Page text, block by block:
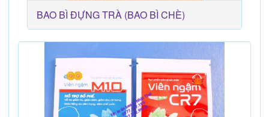
BAO BÌ ĐỰNG TRÀ (BAO BÌ CHÈ)